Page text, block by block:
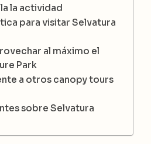
la actividad
para visitar Selvatura
al máximo el
Park
a otros canopy tours
sobre Selvatura